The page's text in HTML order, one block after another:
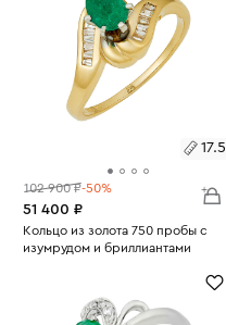
17.5
102 900 ₽-50%
51 400 ₽
Размеры:
Кольцо из золота 750 пробы с
изумрудом и бриллиантами